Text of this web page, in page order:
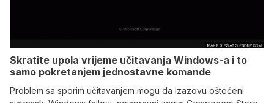
Skratite upola vrijeme učitavanja Windows-a i to
samo pokretanjem jednostavne komande
Problem sa sporim učitavanjem mogu da izazovu oštećeni